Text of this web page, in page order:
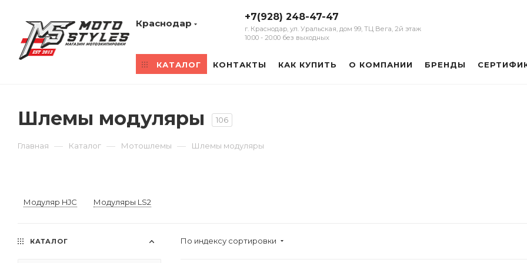
Краснодар
+7(928) 248-47-47
г. Краснодар, ул. Уральская, дом 99, ТЦ Вега, 2й этаж
10:00 - 20:00 без выходных
КАТАЛОГ КОНТАКТЫ КАК КУПИТЬ О КОМПАНИИ БРЕНДЫ
Шлемы модуляры 106
Главная — Каталог — Мотошлемы — Шлемы модуляры
Модуляр HJC Модуляры LS2
По индексу сортировки
КАТАЛОГ